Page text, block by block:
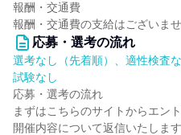
報酬・交通費
報酬・交通費の支給はございませ
応募・選考の流れ
選考なし（先着順）、適性検査
試験なし
応募・選考の流れ
まずはこちらのサイトからエン
開催内容について返信いたします